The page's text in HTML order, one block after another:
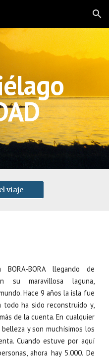
Skip to navigation
Archipiélago
viaje
BORA llegando de
su maravillosa laguna,
Hace 9 años la isla fue
todo ha sido reconstruido y,
de la cuenta. En cualquier
y son muchísimos los
Cuando estuve por aquí
ahora hay 5.000. De